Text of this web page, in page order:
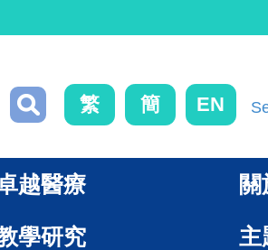
繁 簡 EN
越醫療
學研究 主